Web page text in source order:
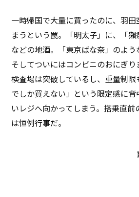
一時帰国で大量に買ったのに、羽田
まうという罠。「明太子」に、「獺
などの地酒。「東京ばな奈」のよう
そしてついにはコンビニのおにぎ
検査場は突破しているし、重量制
でしか買えない」という限定感に
いレジへ向かってしまう。搭乗直前
は恒例行事だ。